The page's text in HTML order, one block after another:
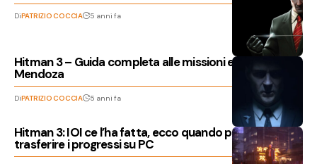
DiPATRIZIO COCCIA 5 anni fa
Hitman 3 – Guida completa alle missioni e attività di
Mendoza
DiPATRIZIO COCCIA 5 anni fa
Hitman 3: IOI ce l’ha fatta, ecco quando potrete
trasferire i progressi su PC